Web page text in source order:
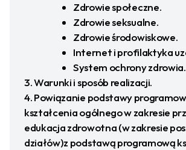
Zdrowie społeczne.
Zdrowie seksualne.
Zdrowie środowiskowe.
Internet i profilaktyka
System ochrony zdrowia.
Warunki i sposób realizacji.
Powiązanie podstawy
kształcenia ogólnego w zakresie
edukacja zdrowotna (w zakresie
działów)z podstawą programową